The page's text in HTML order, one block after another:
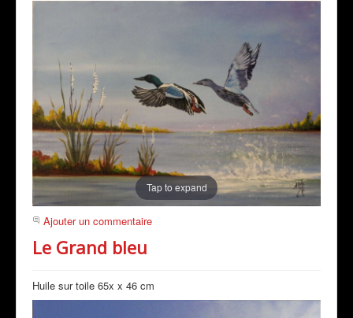
Tap to expand
Ajouter un commentaire
Le Grand bleu
Huile sur toile 65x x 46 cm